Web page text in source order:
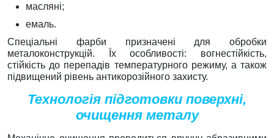
масляні;
емаль.
Спеціальні фарби призначені для обробки
металоконструкцій. Їх особливості: вогнестійкість,
стійкість до перепадів температурного режиму, а також
підвищений рівень антикорозійного захисту.
Технологія підготовки поверхні,
очищення металу